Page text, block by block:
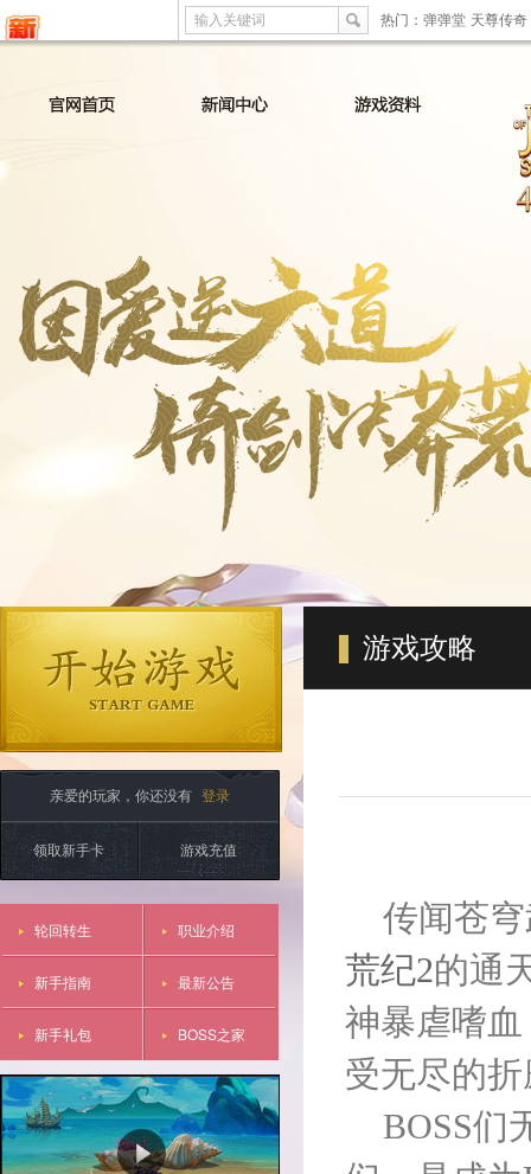
输入关键词 热门： 弹弹堂 天尊传奇
亲爱的玩家，你还没有 登录
领取新手卡 游戏充值
轮回转生 职业介绍
新手指南 最新公告
新手礼包 BOSS之家
游戏攻略
传闻苍
荒纪2的通
神暴虐嗜
受无尽的
BOSS们